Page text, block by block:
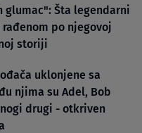
Šta legendarni
po njegovoj
storiji
uklonjene sa
njima su Adel, Bob
drugi - otkriven